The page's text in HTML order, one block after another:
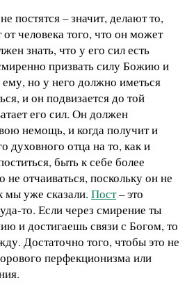
постятся – значит, делают то,
человека того, что он может
знать, что у его сил есть
призвать силу Божию и
но у него должно иметься
и он подвизается до той
его сил. Он должен
немощь, и когда получит и
духовного отца на то, как и
быть к себе более
отчаиваться, поскольку он не
мы уже сказали. Пост– это
то. Если через смирение ты
и достигаешь связи с Богом, то
Достаточно того, чтобы это не
перфекционизма или